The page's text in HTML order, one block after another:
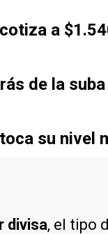
a
de la
su nivel
divisa, el tipo